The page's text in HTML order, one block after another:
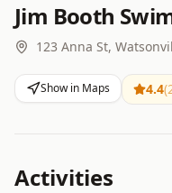
Jim Booth
123 Anna St,
Show in Maps 4.4(
Activities